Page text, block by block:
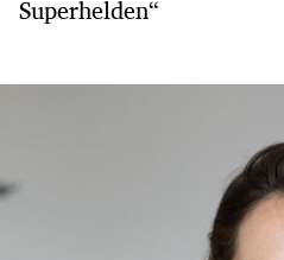
Superhelden“